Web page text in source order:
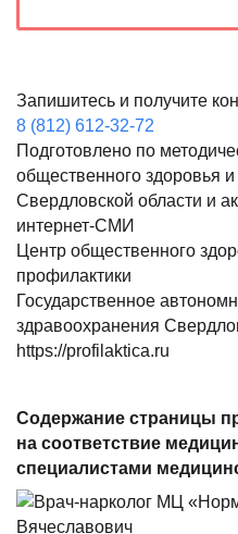
Запишитесь и получите
8 (812) 612-32-72
Подготовлено по
общественного здоровья
Свердловской области и
интернет-СМИ
Центр общественного
профилактики
Государственное
здравоохранения
https://profilaktica.ru
Содержание страницы
на соответствие
специалистами